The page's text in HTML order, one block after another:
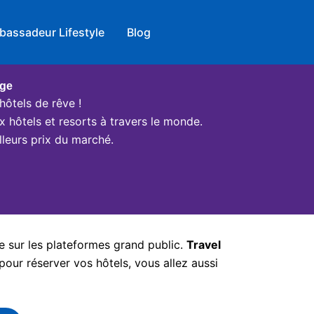
Lifestyle Blog
de rêve !
hôtels et resorts à travers le monde.
prix du marché.
sur les plateformes grand public. Travel
réserver vos hôtels, vous allez aussi